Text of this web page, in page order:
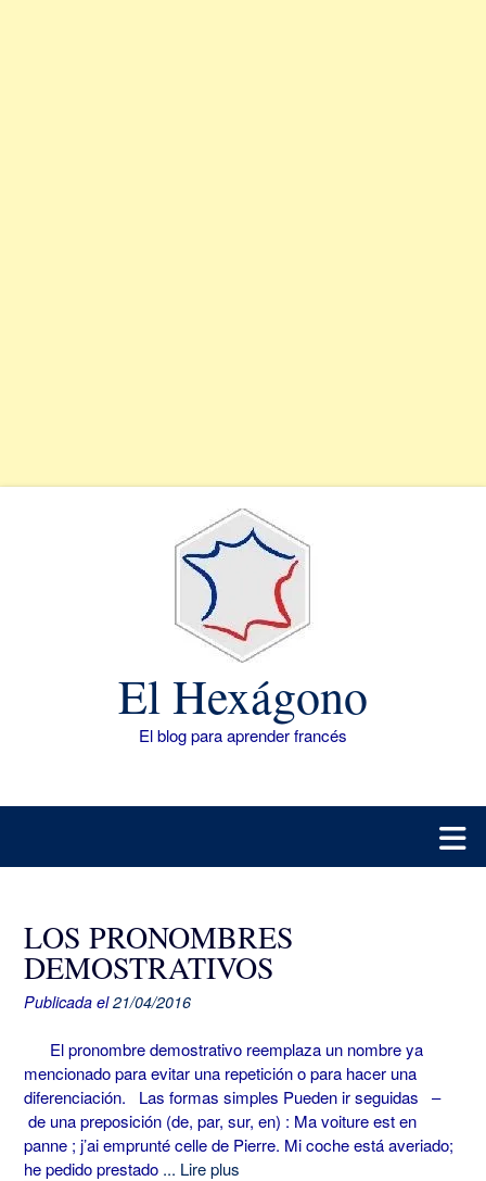
El Hexágono
El blog para aprender francés
LOS PRONOMBRES
DEMOSTRATIVOS
Publicada el21/04/2016
El pronombre demostrativo reemplaza un nombre ya
mencionado para evitar una repetición o para hacer una
diferenciación. Las formas simples Pueden ir seguidas –
de una preposición (de, par, sur, en) : Ma voiture est en
panne ; j’ai emprunté celle de Pierre. Mi coche está averiado;
he pedido prestado ... Lire plus